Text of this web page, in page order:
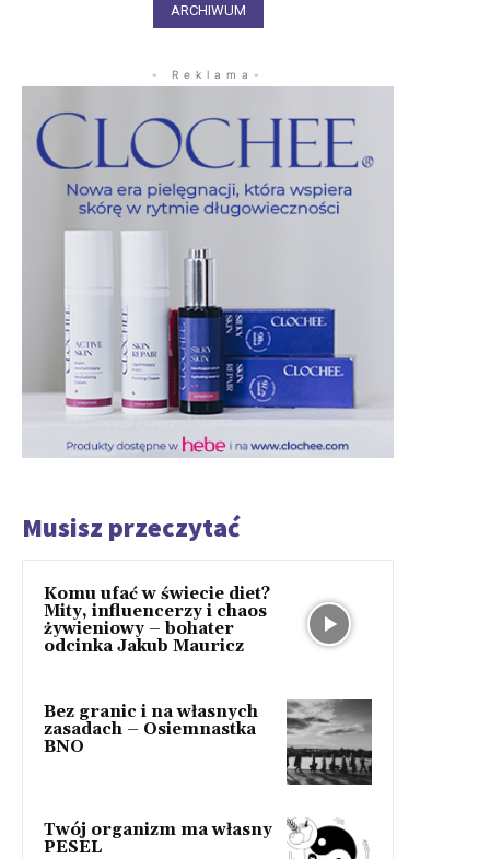
ARCHIWUM
- Reklama-
Musisz przeczytać
Komu ufać w świecie diet?
Mity, influencerzy i chaos
żywieniowy – bohater
odcinka Jakub Mauricz
Bez granic i na własnych
zasadach – Osiemnastka
BNO
Twój organizm ma własny
PESEL